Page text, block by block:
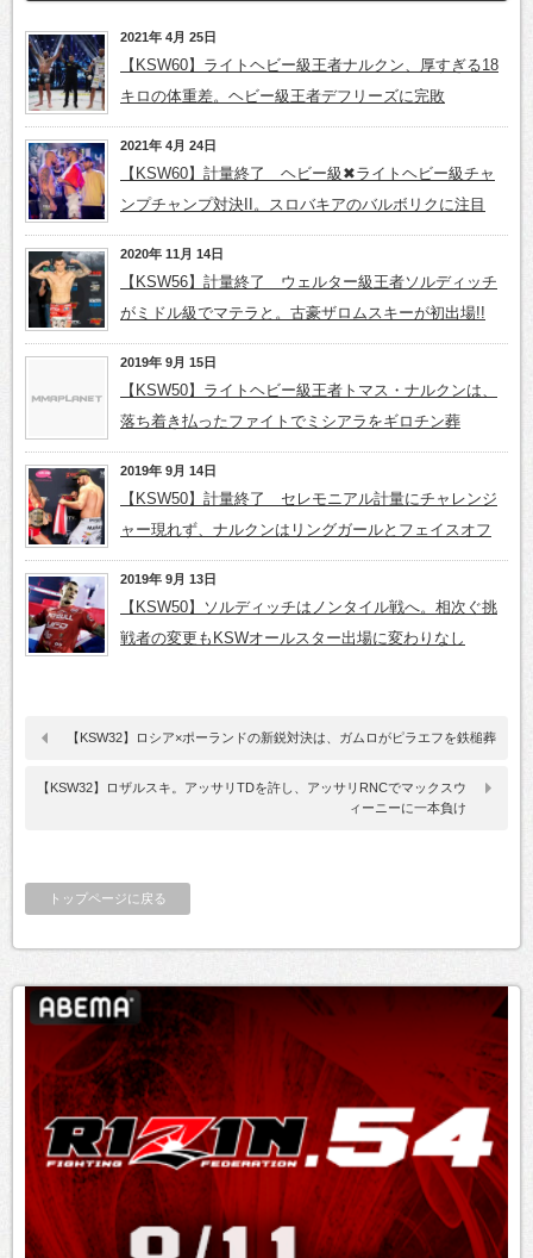
2021年 4月 25日
【KSW60】ライトヘビー級王者ナルクン、厚すぎる18
キロの体重差。ヘビー級王者デフリーズに完敗
2021年 4月 24日
【KSW60】計量終了 ヘビー級✖ライトヘビー級チャ
ンプチャンプ対決II。スロバキアのバルボリクに注目
2020年 11月 14日
【KSW56】計量終了 ウェルター級王者ソルディッチ
がミドル級でマテラと。古豪ザロムスキーが初出場!!
2019年 9月 15日
【KSW50】ライトヘビー級王者トマス・ナルクンは、
落ち着き払ったファイトでミシアラをギロチン葬
2019年 9月 14日
【KSW50】計量終了 セレモニアル計量にチャレンジ
ャー現れず、ナルクンはリングガールとフェイスオフ
2019年 9月 13日
【KSW50】ソルディッチはノンタイル戦へ。相次ぐ挑
戦者の変更もKSWオールスター出場に変わりなし
【KSW32】ロシア×ポーランドの新鋭対決は、ガムロがピラエフを鉄槌葬
【KSW32】ロザルスキ。アッサリTDを許し、アッサリRNCでマックスウ
ィーニーに一本負け
トップページに戻る